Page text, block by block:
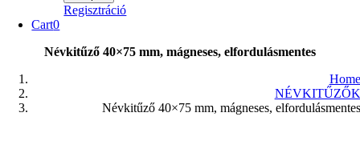
Regisztráció
Cart0
Névkitűző 40×75 mm, mágneses, elfordulásmentes
Home
NÉVKITŰZŐK
Névkitűző 40×75 mm, mágneses, elfordulásmentes